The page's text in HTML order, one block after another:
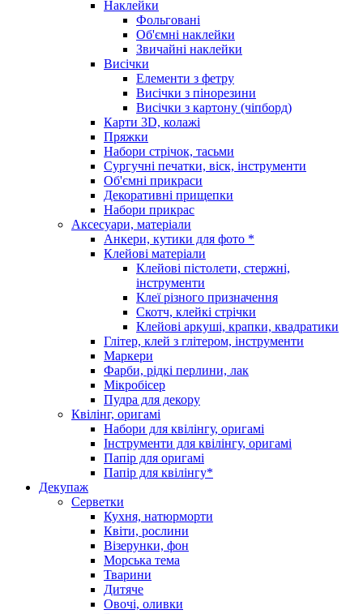
Наклейки
Фольговані
Об'ємні наклейки
Звичайні наклейки
Висічки
Елементи з фетру
Висічки з пінорезини
Висічки з картону (чіпборд)
Карти 3D, колажі
Пряжки
Набори стрічок, тасьми
Сургучні печатки, віск, інструменти
Об'ємні прикраси
Декоративні прищепки
Набори прикрас
Аксесуари, матеріали
Анкери, кутики для фото *
Клейові матеріали
Клейові пістолети, стержні,
інструменти
Клеї різного призначення
Скотч, клейкі стрічки
Клейові аркуші, крапки, квадратики
Глітер, клей з глітером, інструменти
Маркери
Фарби, рідкі перлини, лак
Мікробісер
Пудра для декору
Квілінг, оригамі
Набори для квілінгу, оригамі
Інструменти для квілінгу, оригамі
Папір для оригамі
Папір для квілінгу*
Декупаж
Серветки
Кухня, натюрморти
Квіти, рослини
Візерунки, фон
Морська тема
Тварини
Дитяче
Овочі, оливки